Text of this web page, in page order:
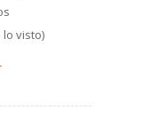
visto)